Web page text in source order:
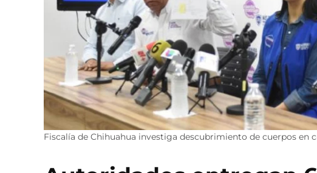
Fiscalía de Chihuahua investiga descubrimiento de cuerpos en